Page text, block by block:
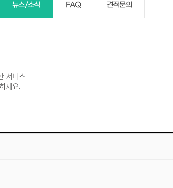
뉴스/소식 FAQ 견적문의
서비스
세요.